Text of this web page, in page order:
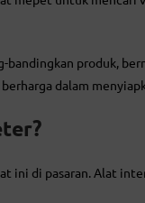
produk,
dalam
ini di pasaran. Alat